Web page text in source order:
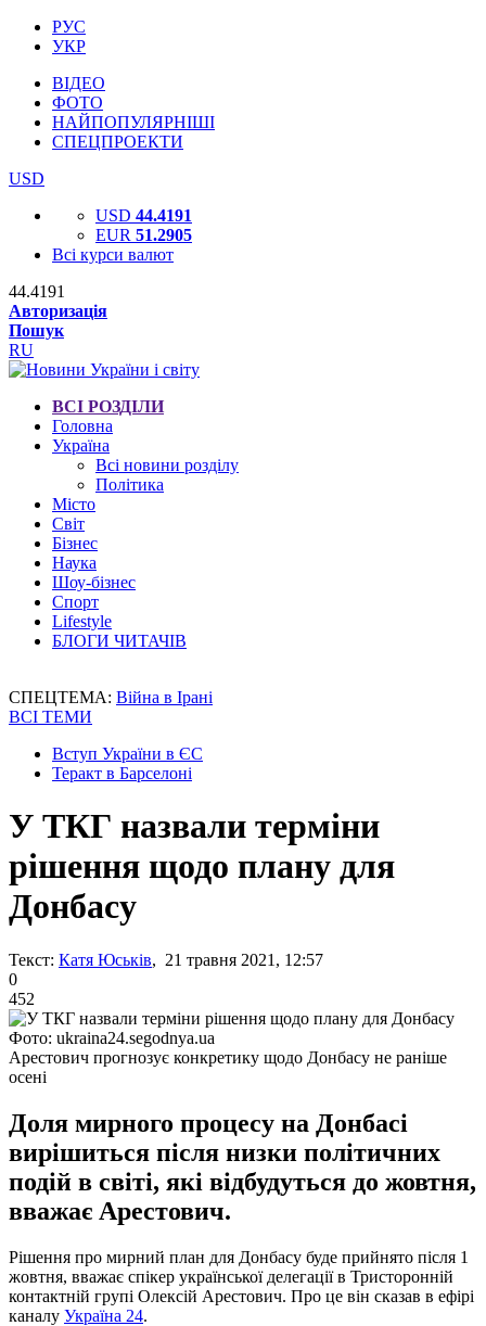
РУС
УКР
ВІДЕО
ФОТО
НАЙПОПУЛЯРНІШІ
СПЕЦПРОЕКТИ
USD
USD 44.4191
EUR 51.2905
Всі курси валют
44.4191
Авторизація
Пошук
RU
ВСІ РОЗДІЛИ
Головна
Україна
Всі новини розділу
Політика
Місто
Світ
Бізнес
Наука
Шоу-бізнес
Спорт
Lifestyle
БЛОГИ ЧИТАЧІВ
СПЕЦТЕМА: Війна в Ірані
ВСІ ТЕМИ
Вступ України в ЄС
Теракт в Барселоні
У ТКГ назвали терміни
рішення щодо плану для
Донбасу
Текст: Катя Юськів, 21 травня 2021, 12:57
0
452
Фото: ukraina24.segodnya.ua
Арестович прогнозує конкретику щодо Донбасу не раніше
осені
Доля мирного процесу на Донбасі
вирішиться після низки політичних
подій в світі, які відбудуться до жовтня,
вважає Арестович.
Рішення про мирний план для Донбасу буде прийнято після 1
жовтня, вважає спікер української делегації в Тристоронній
контактній групі Олексій Арестович. Про це він сказав в ефірі
каналу Україна 24.